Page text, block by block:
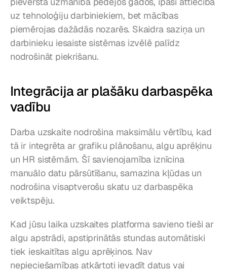
uz tehnoloģiju darbiniekiem, bet mācības
piemērojas dažādās nozarēs. Skaidra saziņa un
darbinieku iesaiste sistēmas izvēlē palīdz
nodrošināt piekrišanu.
Integrācija ar plašāku darbaspēka
vadību
Darba uzskaite nodrošina maksimālu vērtību, kad
tā ir integrēta ar grafiku plānošanu, algu aprēķinu
un HR sistēmām. Šī savienojamība iznīcina
manuālo datu pārsūtīšanu, samazina kļūdas un
nodrošina visaptverošu skatu uz darbaspēka
veiktspēju.
Kad jūsu laika uzskaites platforma savieno tieši ar
algu apstrādi, apstiprinātās stundas automātiski
tiek ieskaitītas algu aprēķinos. Nav
nepieciešamības atkārtoti ievadīt datus vai